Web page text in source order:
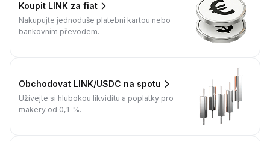
Koupit LINK za fiat
Nakupujte jednoduše platební kartou nebo
bankovním převodem.
Obchodovat LINK/USDC na spotu
Užívejte si hlubokou likviditu a poplatky pro
makery od 0,1 %.